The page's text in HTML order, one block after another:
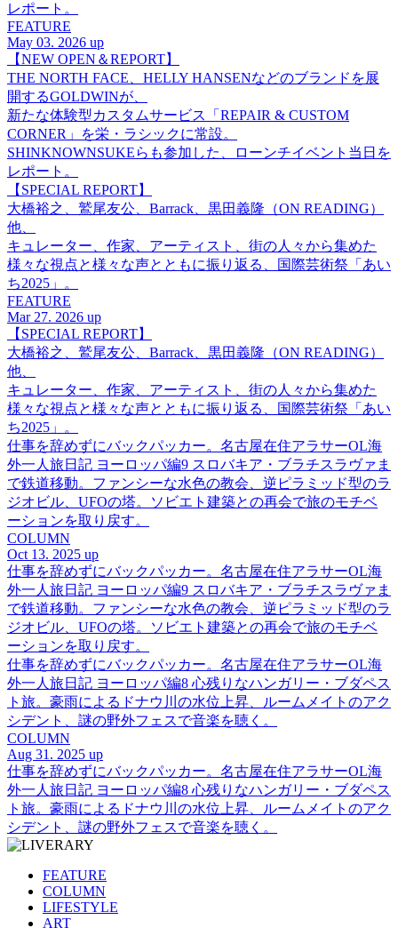
レポート。
FEATURE
May 03. 2026 up
【NEW OPEN＆REPORT】
THE NORTH FACE、HELLY HANSENなどのブランドを展
開するGOLDWINが、
新たな体験型カスタムサービス「REPAIR & CUSTOM
CORNER」を栄・ラシックに常設。
SHINKNOWNSUKEらも参加した、ローンチイベント当日を
レポート。
【SPECIAL REPORT】
大橋裕之、鷲尾友公、Barrack、黒田義隆（ON READING）
他、
キュレーター、作家、アーティスト、街の人々から集めた
様々な視点と様々な声とともに振り返る、国際芸術祭「あい
ち2025」。
FEATURE
Mar 27. 2026 up
【SPECIAL REPORT】
大橋裕之、鷲尾友公、Barrack、黒田義隆（ON READING）
他、
キュレーター、作家、アーティスト、街の人々から集めた
様々な視点と様々な声とともに振り返る、国際芸術祭「あい
ち2025」。
仕事を辞めずにバックパッカー。名古屋在住アラサーOL海
外一人旅日記 ヨーロッパ編9 スロバキア・ブラチスラヴァま
で鉄道移動。ファンシーな水色の教会、逆ピラミッド型のラ
ジオビル、UFOの塔。ソビエト建築との再会で旅のモチベ
ーションを取り戻す。
COLUMN
Oct 13. 2025 up
仕事を辞めずにバックパッカー。名古屋在住アラサーOL海
外一人旅日記 ヨーロッパ編9 スロバキア・ブラチスラヴァま
で鉄道移動。ファンシーな水色の教会、逆ピラミッド型のラ
ジオビル、UFOの塔。ソビエト建築との再会で旅のモチベ
ーションを取り戻す。
仕事を辞めずにバックパッカー。名古屋在住アラサーOL海
外一人旅日記 ヨーロッパ編8 心残りなハンガリー・ブダペス
ト旅。豪雨によるドナウ川の水位上昇、ルームメイトのアク
シデント、謎の野外フェスで音楽を聴く。
COLUMN
Aug 31. 2025 up
仕事を辞めずにバックパッカー。名古屋在住アラサーOL海
外一人旅日記 ヨーロッパ編8 心残りなハンガリー・ブダペス
ト旅。豪雨によるドナウ川の水位上昇、ルームメイトのアク
シデント、謎の野外フェスで音楽を聴く。
FEATURE
COLUMN
LIFESTYLE
ART